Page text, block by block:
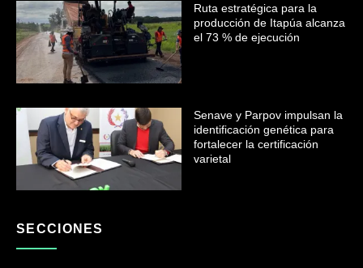
Ruta estratégica para la
producción de Itapúa alcanza
el 73 % de ejecución
Senave y Parpov impulsan la
identificación genética para
fortalecer la certificación
varietal
SECCIONES